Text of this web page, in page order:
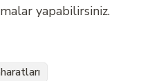
yapabilirsiniz.